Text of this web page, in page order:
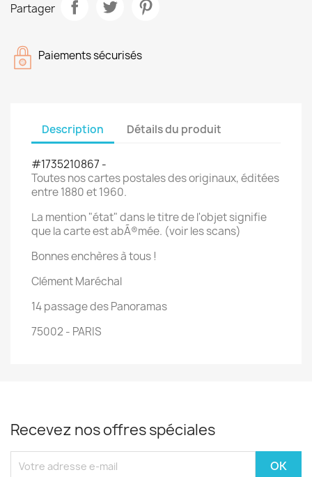
Partager
Paiements sécurisés
Description Détails du produit
#1735210867 -
Toutes nos cartes postales des originaux, éditées
entre 1880 et 1960.
La mention "état" dans le titre de l'objet signifie
que la carte est abÃ®mée. (voir les scans)
Bonnes enchères à tous !
Clément Maréchal
14 passage des Panoramas
75002 - PARIS
Recevez nos offres spéciales